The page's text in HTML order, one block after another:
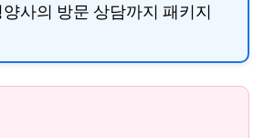
사의 방문 상담까지 패키지